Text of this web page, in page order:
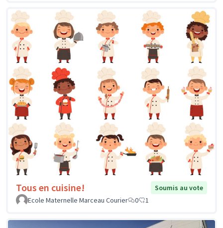
Tous en cuisine!
Soumis au vote
Ecole Maternelle Marceau Courier
0 1